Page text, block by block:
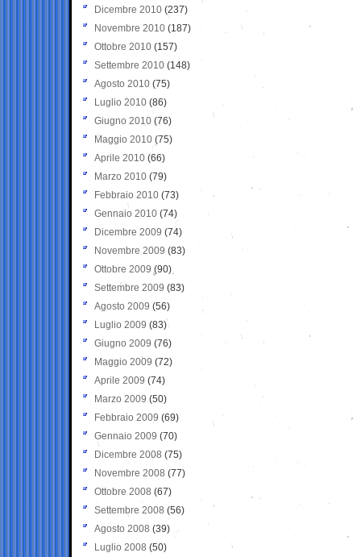
Dicembre 2010 (237)
Novembre 2010 (187)
Ottobre 2010 (157)
Settembre 2010 (148)
Agosto 2010 (75)
Luglio 2010 (86)
Giugno 2010 (76)
Maggio 2010 (75)
Aprile 2010 (66)
Marzo 2010 (79)
Febbraio 2010 (73)
Gennaio 2010 (74)
Dicembre 2009 (74)
Novembre 2009 (83)
Ottobre 2009 (90)
Settembre 2009 (83)
Agosto 2009 (56)
Luglio 2009 (83)
Giugno 2009 (76)
Maggio 2009 (72)
Aprile 2009 (74)
Marzo 2009 (50)
Febbraio 2009 (69)
Gennaio 2009 (70)
Dicembre 2008 (75)
Novembre 2008 (77)
Ottobre 2008 (67)
Settembre 2008 (56)
Agosto 2008 (39)
Luglio 2008 (50)